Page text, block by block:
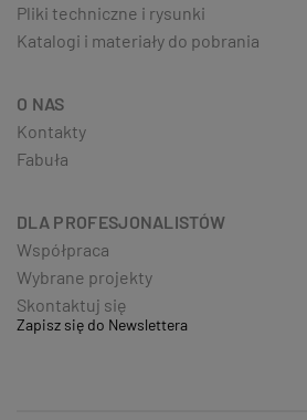
Pliki techniczne i rysunki
Katalogi i materiały do pobrania
O NAS
Kontakty
Fabuła
DLA PROFESJONALISTÓW
Współpraca
Wybrane projekty
Skontaktuj się
Zapisz się do Newslettera